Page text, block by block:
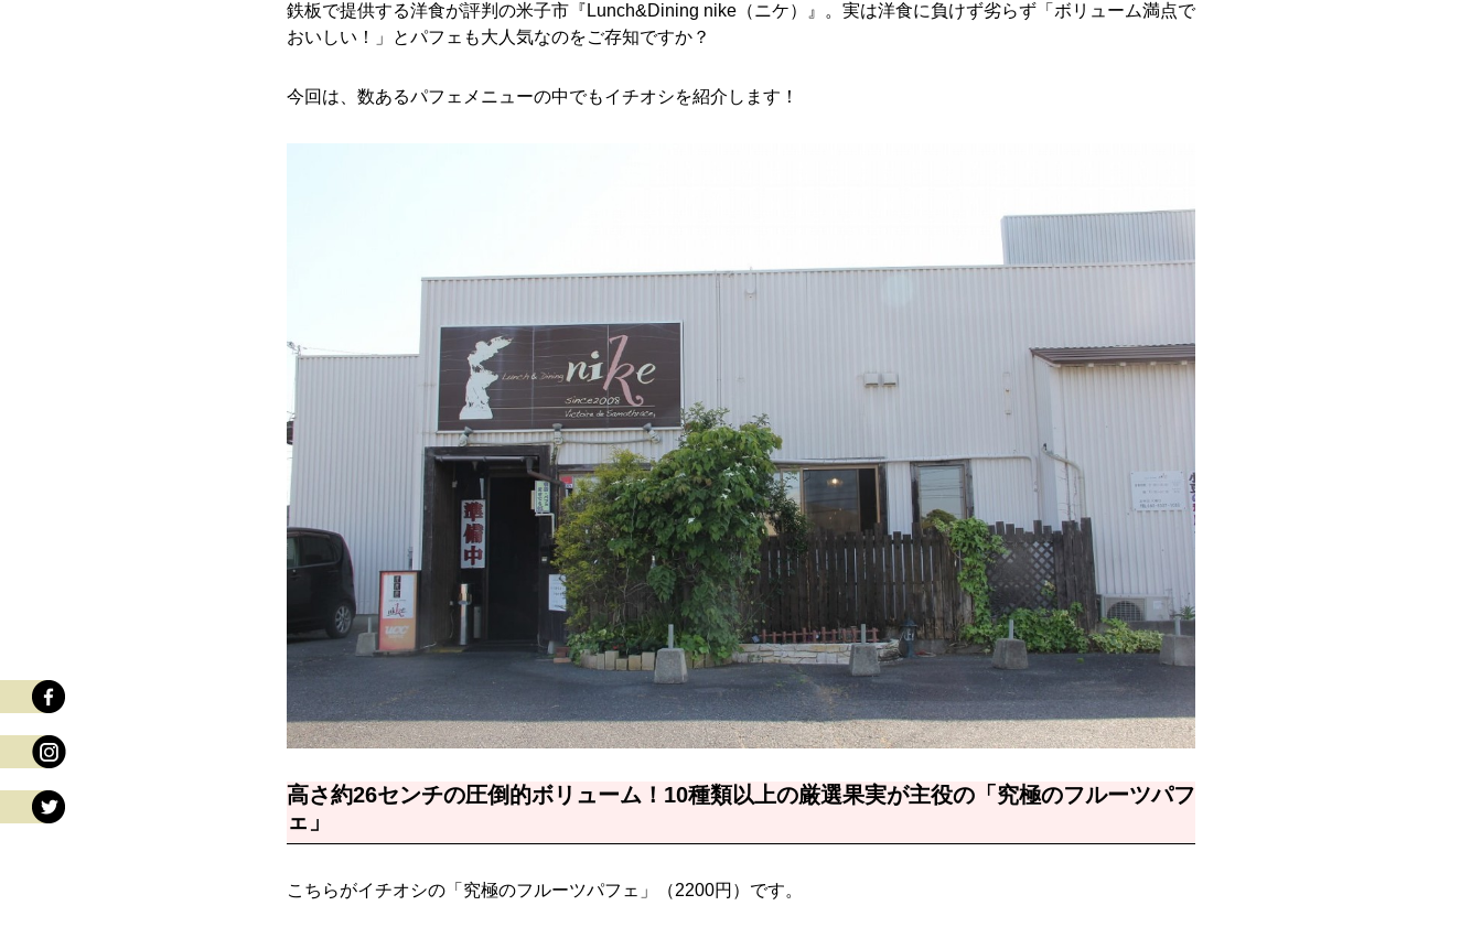
鉄板で提供する洋食が評判の米子市『Lunch&Dining nike（ニケ）』。実は洋食に負けず劣らず「ボリューム満点で
おいしい！」とパフェも大人気なのをご存知ですか？
今回は、数あるパフェメニューの中でもイチオシを紹介します！
高さ約26センチの圧倒的ボリューム！10種類以上の厳選果実が主役の「究極のフルーツパフ
ェ」
こちらがイチオシの「究極のフルーツパフェ」（2200円）です。